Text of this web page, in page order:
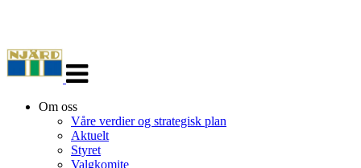
navigasjon
Om oss
Våre verdier og strategisk plan
Aktuelt
Styret
Valgkomite